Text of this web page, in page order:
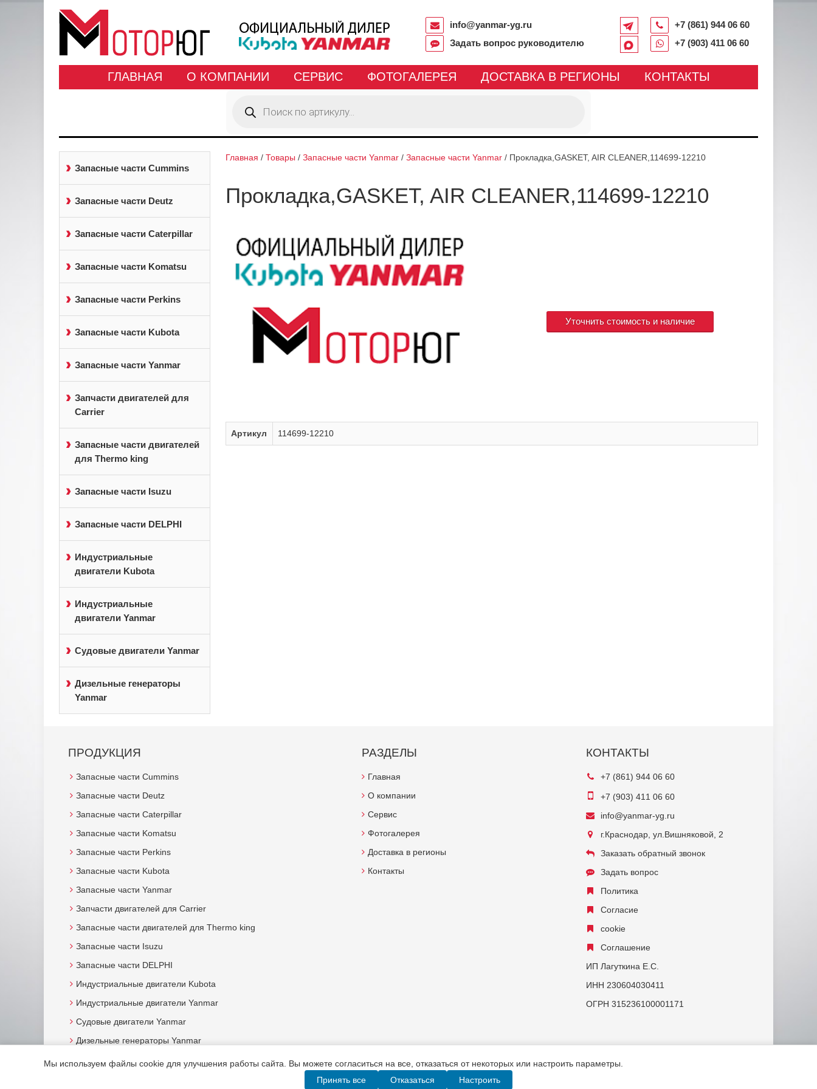
+7 (861) 944 06 60
+7 (903) 411 06 60
info@yanmar-yg.ru
Задать вопрос руководителю
ГЛАВНАЯ О КОМПАНИИ СЕРВИС ФОТОГАЛЕРЕЯ ДОСТАВКА В РЕГИОНЫ КОНТАКТЫ
товаров
Запасные части Cummins
Запасные части Deutz
Запасные части Caterpillar
Запасные части Komatsu
Запасные части Perkins
Запасные части Kubota
Запасные части Yanmar
Запчасти двигателей для
Carrier
Запасные части двигателей
для Thermo king
Запасные части Isuzu
Запасные части DELPHI
Индустриальные
двигатели Kubota
Индустриальные
двигатели Yanmar
Судовые двигатели Yanmar
Дизельные генераторы
Yanmar
Главная / Товары / Запасные части Yanmar/ Запасные части Yanmar/ Прокладка,GASKET, AIR CLEANER,114699-12210
Прокладка,GASKET, AIR CLEANER,114699-12210
Уточнить стоимость и наличие
Артикул 114699-12210
ПРОДУКЦИЯ
Запасные части Cummins
Запасные части Deutz
Запасные части Caterpillar
Запасные части Komatsu
Запасные части Perkins
Запасные части Kubota
Запасные части Yanmar
Запчасти двигателей для Carrier
Запасные части двигателей для Thermo king
Запасные части Isuzu
Запасные части DELPHI
Индустриальные двигатели Kubota
Индустриальные двигатели Yanmar
Судовые двигатели Yanmar
Дизельные генераторы Yanmar
РАЗДЕЛЫ
Главная
О компании
Сервис
Фотогалерея
Доставка в регионы
Контакты
КОНТАКТЫ
+7 (861) 944 06 60
+7 (903) 411 06 60
info@yanmar-yg.ru
г.Краснодар, ул.Вишняковой, 2
Заказать обратный звонок
Задать вопрос
Политика
Согласие
cookie
Соглашение
ИП Лагуткина Е.С.
ИНН 230604030411
ОГРН 315236100001171
Мы используем файлы cookie для улучшения работы сайта. Вы можете согласиться на все, отказаться от некоторых или настроить параметры.
Принять все
Отказаться Настроить